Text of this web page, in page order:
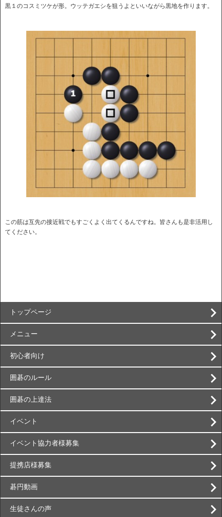
黒１のコスミツケが形。ウッテガエシを狙うよといいながら黒地を作ります。
この筋は互先の接近戦でもすごくよく出てくるんですね。皆さんも是非活用し
てください。
トップページ
メニュー
初心者向け
囲碁のルール
囲碁の上達法
イベント
イベント協力者様募集
提携店様募集
碁円動画
生徒さんの声